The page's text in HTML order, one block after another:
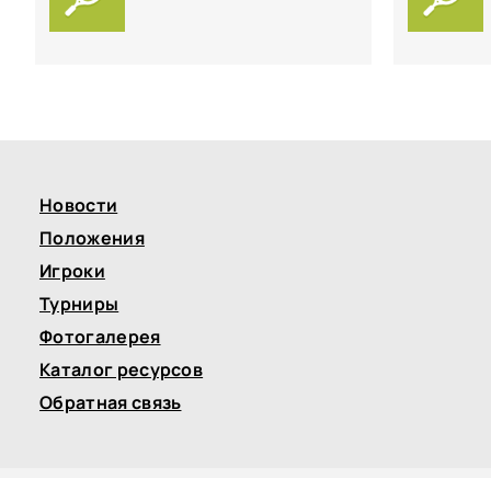
Новости
Положения
Игроки
Турниры
Фотогалерея
Каталог ресурсов
Обратная связь